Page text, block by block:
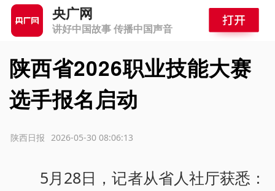
央广网
讲好中国故事 传播中国声音
陕西省2026职业技能大赛
选手报名启动
2026-05-30 08:06:13
陕西日报
5月28日，记者从省人社厅获悉：